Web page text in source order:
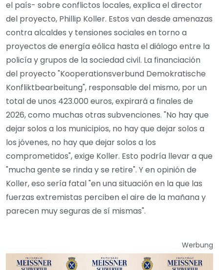
el país- sobre conflictos locales, explica el director
del proyecto, Phillip Koller. Estos van desde amenazas
contra alcaldes y tensiones sociales en torno a
proyectos de energía eólica hasta el diálogo entre la
policía y grupos de la sociedad civil. La financiación
del proyecto "Kooperationsverbund Demokratische
Konfliktbearbeitung", responsable del mismo, por un
total de unos 423.000 euros, expirará a finales de
2026, como muchas otras subvenciones. "No hay que
dejar solos a los municipios, no hay que dejar solos a
los jóvenes, no hay que dejar solos a los
comprometidos", exige Koller. Esto podría llevar a que
"mucha gente se rinda y se retire". Y en opinión de
Koller, eso sería fatal "en una situación en la que las
fuerzas extremistas perciben el aire de la mañana y
parecen muy seguras de sí mismas".
Werbung